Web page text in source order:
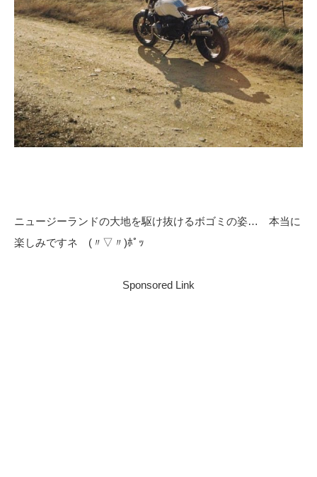
ニュージーランドの大地を駆け抜けるボゴミの姿… 本当に
楽しみですネ (〃▽〃)ﾎﾟｯ
Sponsored Link